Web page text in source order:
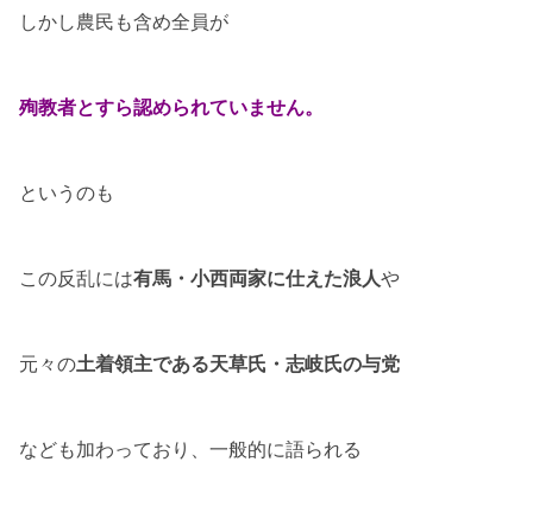
しかし農民も含め全員が
殉教者とすら認められていません。
というのも
この反乱には有馬・小西両家に仕えた浪人や
元々の土着領主である天草氏・志岐氏の与党
なども加わっており、一般的に語られる